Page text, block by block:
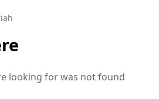
looking for was not found